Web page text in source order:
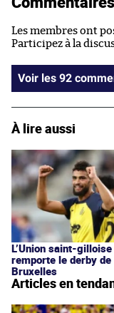
Les membres ont
Participez à la
Voir les 92
À lire aussi
L’Union saint-gilloise
remporte le derby de
Bruxelles
Articles en